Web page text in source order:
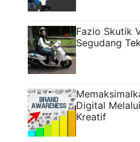
Fazio Skutik
Segudang
Digital
Kreatif